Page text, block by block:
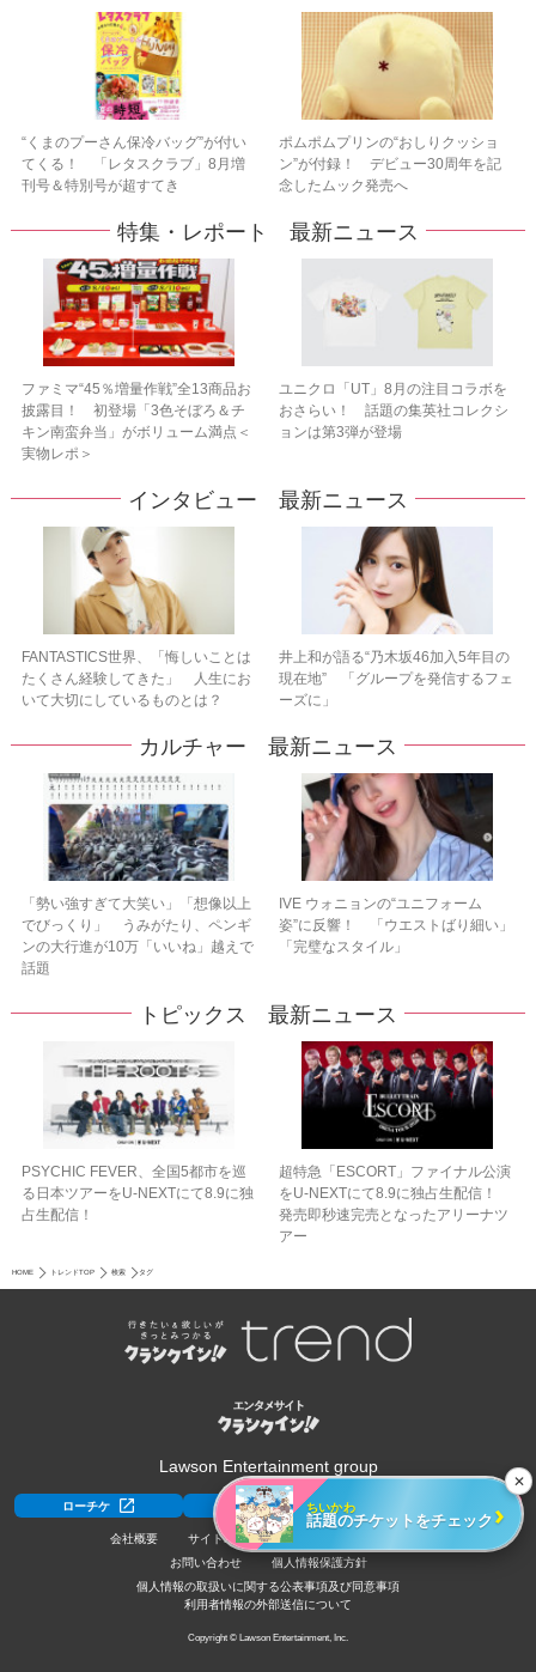
✕
ちいかわ
話題のチケットをチェック ›
“くまのプーさん保冷バッグ”が付い
てくる！ 「レタスクラブ」8月増
刊号＆特別号が超すてき
ポムポムプリンの“おしりクッショ
ン”が付録！ デビュー30周年を記
念したムック発売へ
特集・レポート 最新ニュース
ファミマ“45％増量作戦”全13商品お
披露目！ 初登場「3色そぼろ＆チ
キン南蛮弁当」がボリューム満点＜
実物レポ＞
ユニクロ「UT」8月の注目コラボを
おさらい！ 話題の集英社コレクシ
ョンは第3弾が登場
インタビュー 最新ニュース
FANTASTICS世界、「悔しいことは
たくさん経験してきた」 人生にお
いて大切にしているものとは？
井上和が語る“乃木坂46加入5年目の
現在地” 「グループを発信するフェ
ーズに」
カルチャー 最新ニュース
「勢い強すぎて大笑い」「想像以上
でびっくり」 うみがたり、ペンギ
ンの大行進が10万「いいね」越えで
話題
IVE ウォニョンの“ユニフォーム
姿”に反響！ 「ウエストばり細い」
「完璧なスタイル」
トピックス 最新ニュース
PSYCHIC FEVER、全国5都市を巡
る日本ツアーをU‐NEXTにて8.9に独
占生配信！
超特急「ESCORT」ファイナル公演
をU-NEXTにて8.9に独占生配信！
発売即秒速完売となったアリーナツ
アー
HOME トレンドTOP 検索 タグ
Lawson Entertainment group
ローチケ ローチケ[旅行]
会社概要 サイトポリシー
お問い合わせ
個人情報保護方針
個人情報の取扱いに関する公表事項及び同意事項
利用者情報の外部送信について
Copyright © Lawson Entertainment, Inc.